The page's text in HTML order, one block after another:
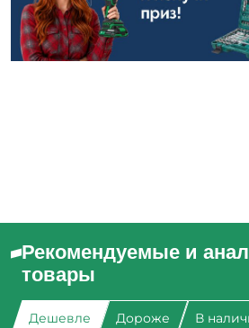
Рекомендуемые и
товары
Дешевле Дороже В